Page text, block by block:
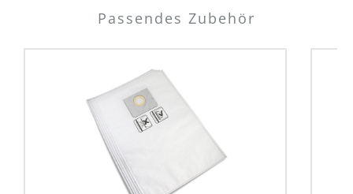
Passendes Zubehör